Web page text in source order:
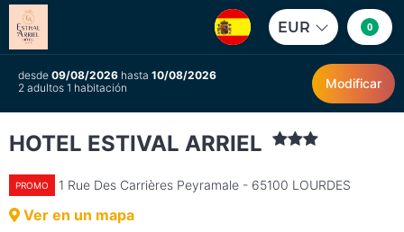
EUR 0
desde 09/08/2026 hasta 10/08/2026
2 adultos 1 habitación
Modificar
HOTEL ESTIVAL ARRIEL
PROMO 1 Rue Des Carrières Peyramale - 65100 LOURDES
Ver en un mapa